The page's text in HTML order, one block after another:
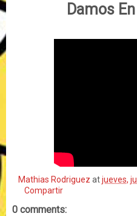
Damos
Mathias Rodriguez atjueves,
Compartir
0 comments: